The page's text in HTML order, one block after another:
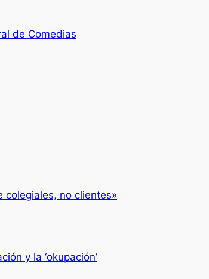
de Comedias
colegiales, no clientes»
y la ‘okupación’